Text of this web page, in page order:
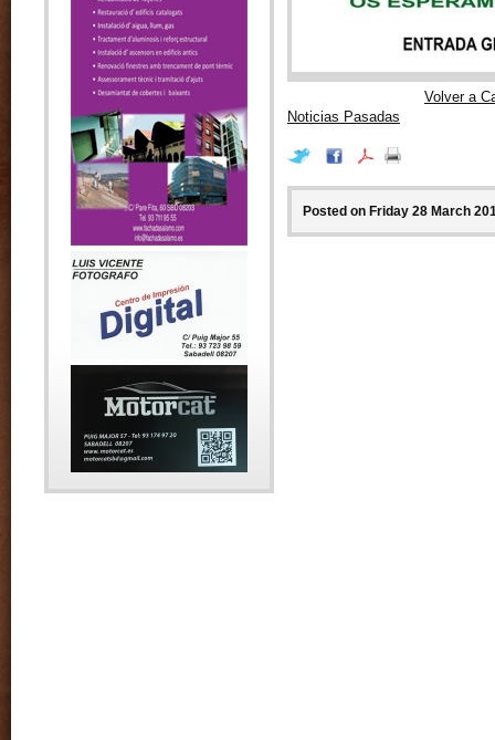
Volver a
Noticias Pasadas
Posted on Friday 28 March